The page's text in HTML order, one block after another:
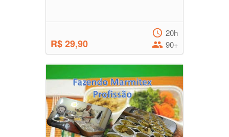
R$ 29,90
20h
90+